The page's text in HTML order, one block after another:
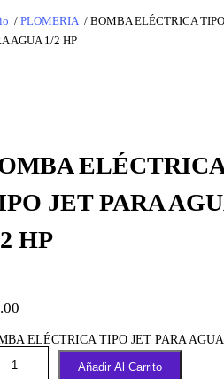
/ PLOMERIA / BOMBA ELÉCTRICA
AGUA 1/2 HP
ELÉCTRICA
JET PARA
HP
ELÉCTRICA TIPO JET PARA
Añadir Al Carrito